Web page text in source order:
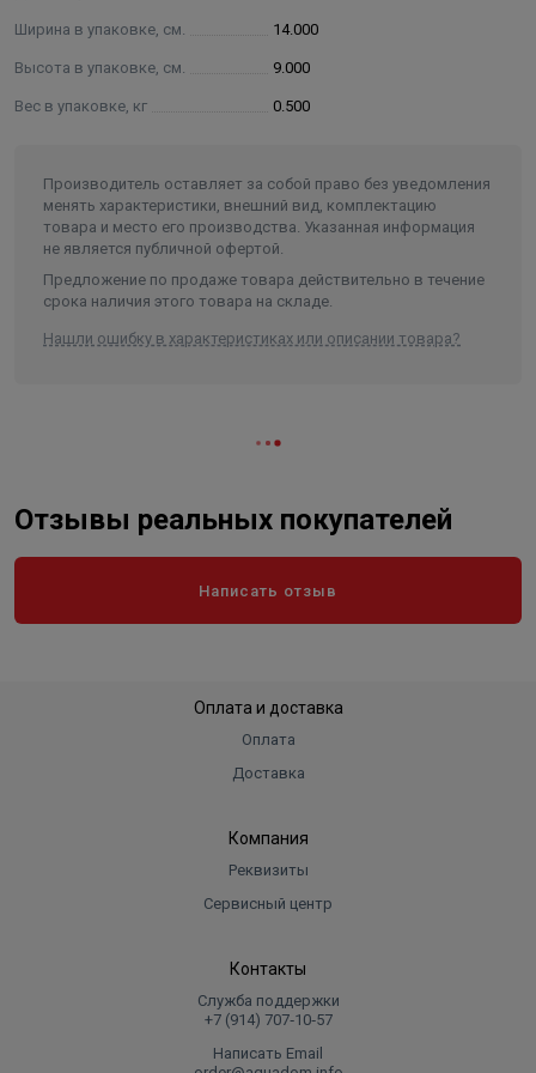
Ширина в упаковке, см. 14.000
Высота в упаковке, см. 9.000
Вес в упаковке, кг 0.500
Производитель оставляет за собой право без уведомления
менять характеристики, внешний вид, комплектацию
товара и место его производства. Указанная информация
не является публичной офертой.
Предложение по продаже товара действительно в течение
срока наличия этого товара на складе.
Нашли ошибку в характеристиках или описании товара?
Отзывы реальных покупателей
Написать отзыв
Оплата и доставка
Оплата
Доставка
Компания
Реквизиты
Сервисный центр
Контакты
Служба поддержки
+7 (914) 707‑10‑57
Написать Email